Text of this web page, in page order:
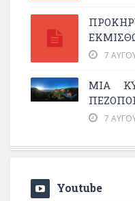
7
ΜΙΑ
7
Youtube